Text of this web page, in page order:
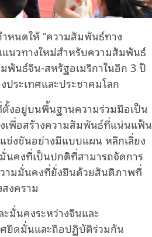
หนดให้ “ความสัมพันธ์ทาง
แนวทางใหม่สำหรับความสัมพันธ์
พันธ์จีน-สหรัฐอเมริกาในอีก 3 ปี
ระเทศและประชาคมโลก
ตั้งอยู่บนพื้นฐานความร่วมมือเป็น
เพื่อสร้างความสัมพันธ์ที่แน่นแฟ้น
ข่งขันอย่างมีแบบแผน หลีกเลี่ยง
นคงที่เป็นปกติที่สามารถจัดการ
ามมั่นคงที่ยั่งยืนด้วยสันติภาพที่
งคราม
มั่นคงระหว่างจีนและ
ศยึดมั่นและถือปฏิบัติร่วมกัน